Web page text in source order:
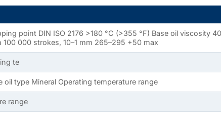
point DIN ISO 2176 >180 °C (>355 °F) Base oil viscosity
100 000 strokes, 10–1 mm 265–295 +50 max
te
oil type Mineral Operating temperature range
range